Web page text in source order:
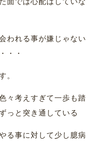
われる事が嫌じゃない
・・
。
々考えすぎて一歩も踏
っと突き通している
る事に対して少し臆病